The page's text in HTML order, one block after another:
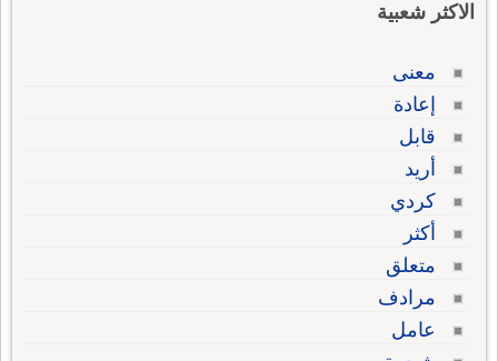
الاكثر شعبية
معنى
إعادة
قابل
أريد
كردي
أكثر
متعلق
مرادف
عامل